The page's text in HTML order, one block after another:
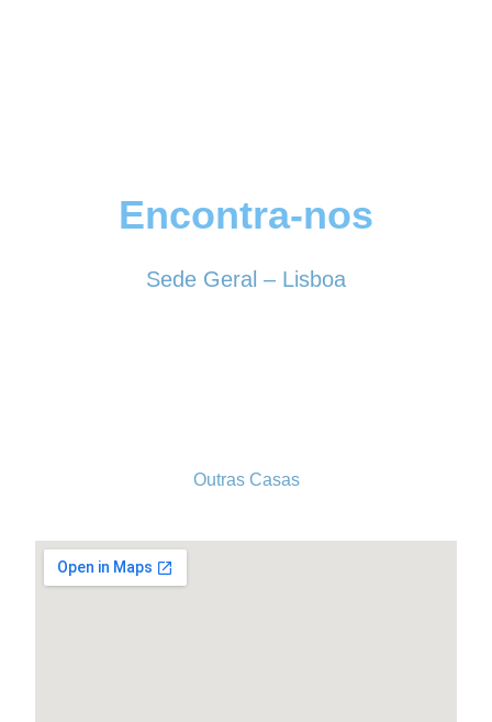
Encontra-nos
Sede Geral – Lisboa
Outras Casas